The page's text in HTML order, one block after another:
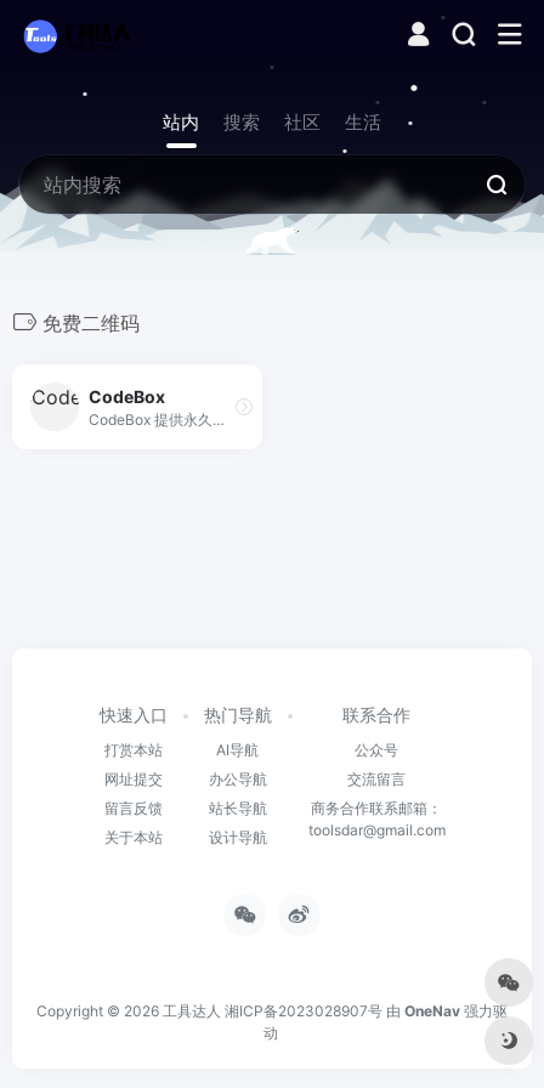
站内 搜索 社区 生活
免费二维码
CodeBox
CodeBox 提供永久免费的二维码生成器，支持 URL、WiFi、文本等多类型二维码智能美化、短链追踪与 API 接入，可商用、无水印、无限次数。
快速入口
打赏本站
网址提交
留言反馈
关于本站
热门导航
AI导航
办公导航
站长导航
设计导航
联系合作
公众号
交流留言
商务合作联系邮箱：
toolsdar@gmail.com
Copyright © 2026 工具达人 湘ICP备2023028907号 由 OneNav 强力驱
动